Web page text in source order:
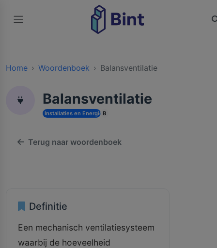
Home Woordenboek Balansventilatie
Balansventilatie
Installaties en Energie B
Terug naar woordenboek
Definitie
Een mechanisch ventilatiesysteem
waarbij de hoeveelheid